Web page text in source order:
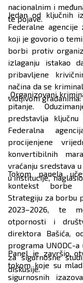
nacionalnim i
te pojave.
Jedan od ključnih
Federalne agencije
koji je govorio o
borbi protiv
izlaganju istakao
pribavljene
načina da se
vidljivom građanima:
„Organizovani
pitanje.
predstavlja
Federalna
procijenjene
konvertibilnih
vraćanju sredstava
u institucije,“
Tokom panela
kontekst borbe
Strategiju za borbu
2023–2026, te
otpornosti i
direktora Bašića,
programa UNODC-
za sigurnosne
diskusije.
Panel je završio
tokom koje su
sigurnosnih